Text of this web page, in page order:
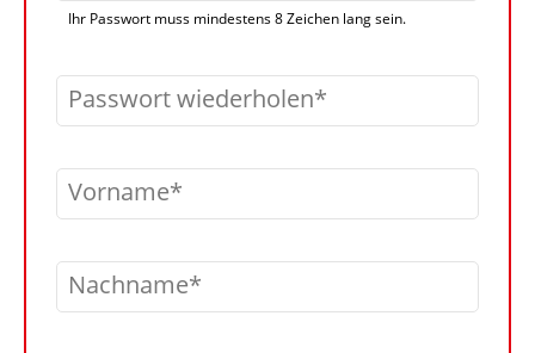
Ihr Passwort muss mindestens 8 Zeichen lang sein.
Passwort wiederholen
Vorname
Nachname